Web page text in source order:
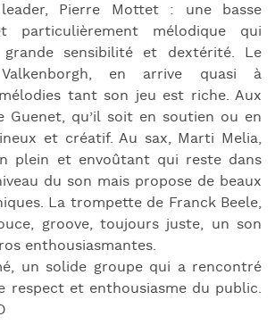
Pierre Mottet : une basse
particulièrement mélodique qui
grande sensibilité et dextérité. Le
en arrive quasi à
tant son jeu est riche. Aux
Guenet, qu’il soit en soutien ou en
et créatif. Au sax, Marti Melia,
plein et envoûtant qui reste dans
du son mais propose de beaux
La trompette de Franck Beele,
groove, toujours juste, un son
enthousiasmantes.
un solide groupe qui a rencontré
respect et enthousiasme du public.